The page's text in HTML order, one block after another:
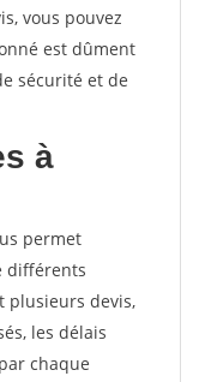
vous pouvez
est dûment
sécurité et de
à
permet
différents
plusieurs devis,
les délais
chaque